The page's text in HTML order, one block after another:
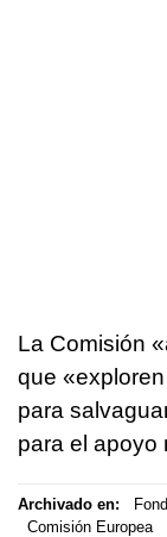
La Comisión
que
para
para el apoyo
Archivado en:
Comisión Europea